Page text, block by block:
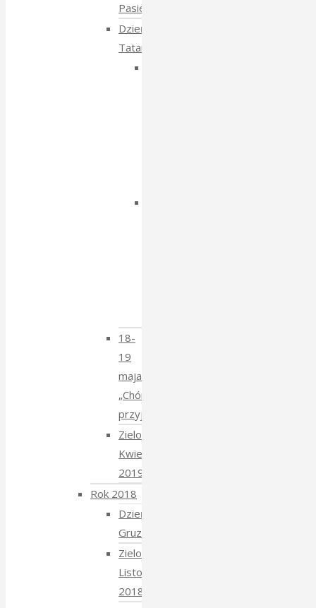
Pasieki
Dzień
Tatarski
18-
19
maja
„Chór
przyjechał”
Zielony
Kwiecień
2019
Rok 2018
Dzień
Gruziński
Zielony
Listopad
2018